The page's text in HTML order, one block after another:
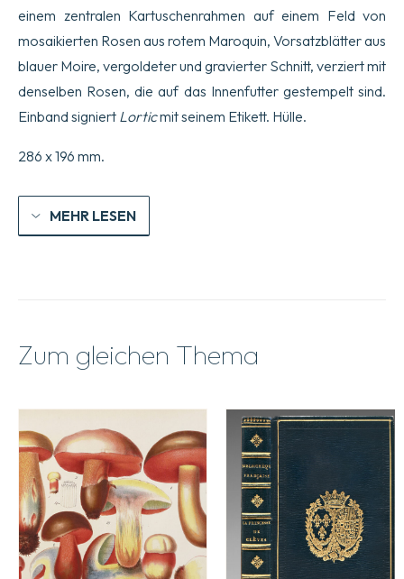
einem zentralen Kartuschenrahmen auf einem Feld von
mosaikierten Rosen aus rotem Maroquin, Vorsatzblätter aus
blauer Moire, vergoldeter und gravierter Schnitt, verziert mit
denselben Rosen, die auf das Innenfutter gestempelt sind.
Einband signiert Lorticmit seinem Etikett. Hülle.
286 x 196 mm.
MEHR LESEN
Zum gleichen Thema